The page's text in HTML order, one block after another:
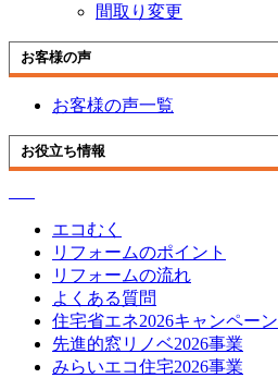
間取り変更
お客様の声
お客様の声一覧
お役立ち情報
エコむく
リフォームのポイント
リフォームの流れ
よくある質問
住宅省エネ2026キャンペーン
先進的窓リノベ2026事業
みらいエコ住宅2026事業